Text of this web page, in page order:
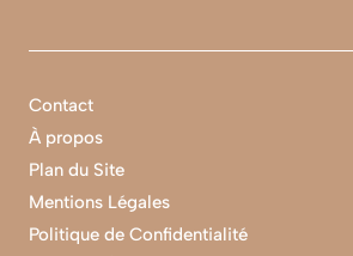
Contact
À propos
Plan du Site
Mentions Légales
Politique de Confidentialité